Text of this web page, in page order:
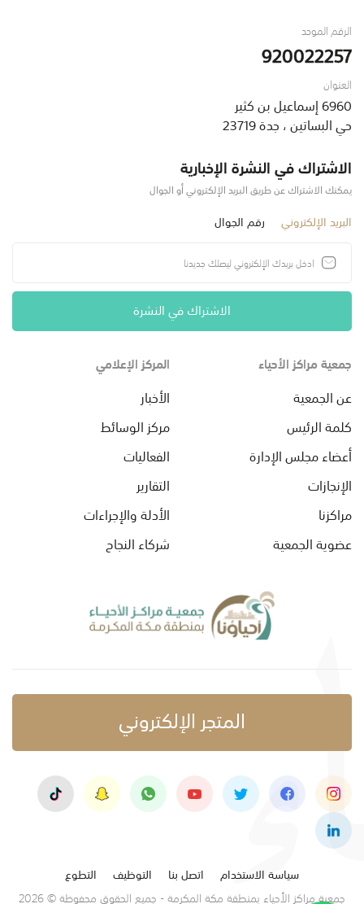
الرقم الموحد
920022257
العنوان
6960 إسماعيل بن كثير
حي البساتين ، جدة 23719
الاشتراك في النشرة الإخبارية
يمكنك الاشتراك عن طريق البريد الإلكتروني أو الجوال
البريد الإلكتروني رقم الجوال
الاشتراك في النشرة
جمعية مراكز الأحياء
عن الجمعية
كلمة الرئيس
أعضاء مجلس الإدارة
الإنجازات
مراكزنا
عضوية الجمعية
المركز الإعلامي
الأخبار
مركز الوسائط
الفعاليات
التقارير
الأدلة والإجراءات
شركاء النجاح
المتجر الإلكتروني
سياسة الاستخدام اتصل بنا التوظيف
التطوع
جمعية مراكز الأحياء بمنطقة مكة المكرمة - جميع الحقوق محفوظة © 2026